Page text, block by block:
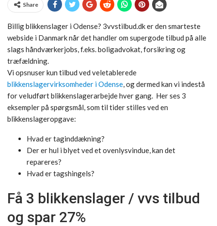
Share
Billig blikkenslager i Odense? 3vvstilbud.dk er den smarteste
webside i Danmark når det handler om supergode tilbud på alle
slags håndværkerjobs, f.eks. boligadvokat, forsikring og
træfældning.
Vi opsnuser kun tilbud ved veletablerede
blikkenslagervirksomheder i Odense, og dermed kan vi indestå
for veludført blikkenslagerarbejde hver gang. Her ses 3
eksempler på spørgsmål, som til tider stilles ved en
blikkenslageropgave:
Hvad er taginddækning?
Der er hul i blyet ved et ovenlysvindue, kan det
repareres?
Hvad er tagshingels?
Få 3 blikkenslager / vvs tilbud
og spar 27%